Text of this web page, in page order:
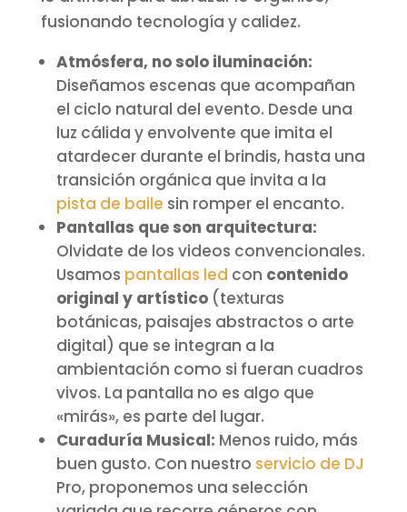
fusionando tecnología y calidez.
Atmósfera, no solo iluminación:
Diseñamos escenas que acompañan
el ciclo natural del evento. Desde una
luz cálida y envolvente que imita el
atardecer durante el brindis, hasta una
transición orgánica que invita a la
pista de baile sin romper el encanto.
Pantallas que son arquitectura:
Olvidate de los videos convencionales.
Usamos pantallas led con contenido
original y artístico(texturas
botánicas, paisajes abstractos o arte
digital) que se integran a la
ambientación como si fueran cuadros
vivos. La pantalla no es algo que
«mirás», es parte del lugar.
Curaduría Musical: Menos ruido, más
buen gusto. Con nuestro servicio de DJ
Pro, proponemos una selección